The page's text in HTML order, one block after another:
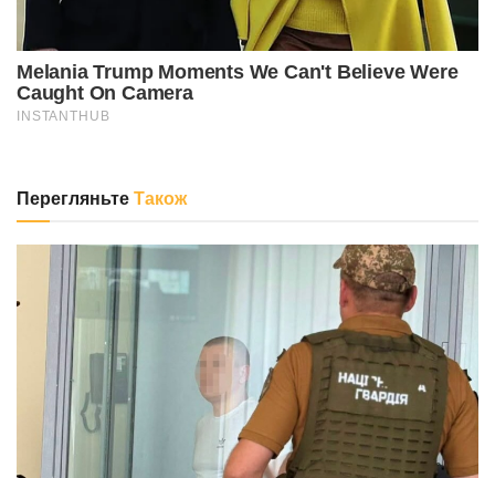
ПерегляньтеТакож